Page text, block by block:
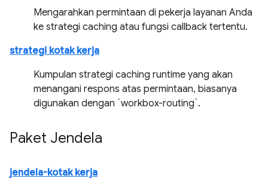
Mengarahkan permintaan di pekerja layanan Anda
ke strategi caching atau fungsi callback tertentu.
strategi kotak kerja
Kumpulan strategi caching runtime yang akan
menangani respons atas permintaan, biasanya
digunakan dengan `workbox-routing`.
Paket Jendela
jendela-kotak kerja